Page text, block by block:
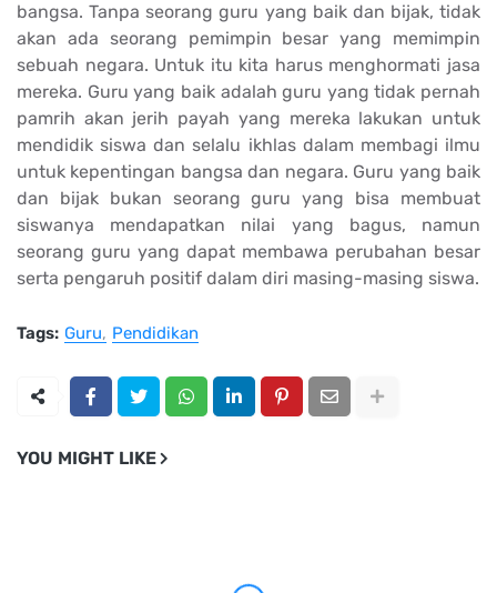
bangsa. Tanpa seorang guru yang baik dan bijak, tidak
akan ada seorang pemimpin besar yang memimpin
sebuah negara. Untuk itu kita harus menghormati jasa
mereka. Guru yang baik adalah guru yang tidak pernah
pamrih akan jerih payah yang mereka lakukan untuk
mendidik siswa dan selalu ikhlas dalam membagi ilmu
untuk kepentingan bangsa dan negara. Guru yang baik
dan bijak bukan seorang guru yang bisa membuat
siswanya mendapatkan nilai yang bagus, namun
seorang guru yang dapat membawa perubahan besar
serta pengaruh positif dalam diri masing-masing siswa.
Tags: Guru Pendidikan
YOU MIGHT LIKE